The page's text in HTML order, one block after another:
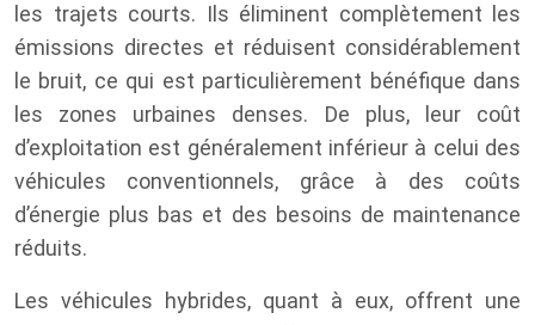
les trajets courts. Ils éliminent complètement les
émissions directes et réduisent considérablement
le bruit, ce qui est particulièrement bénéfique dans
les zones urbaines denses. De plus, leur coût
d’exploitation est généralement inférieur à celui des
véhicules conventionnels, grâce à des coûts
d’énergie plus bas et des besoins de maintenance
réduits.
Les véhicules hybrides, quant à eux, offrent une